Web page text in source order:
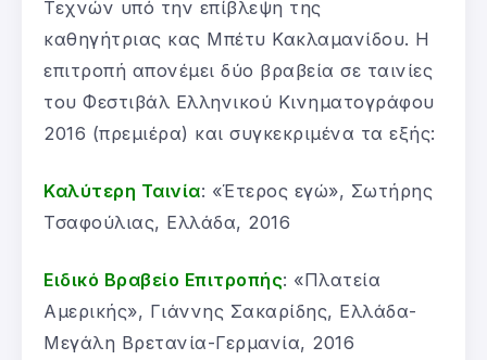
Τεχνών υπό την επίβλεψη της
καθηγήτριας κας Μπέτυ Κακλαμανίδου. Η
επιτροπή απονέμει δύο βραβεία σε ταινίες
του Φεστιβάλ Ελληνικού Κινηματογράφου
2016 (πρεμιέρα) και συγκεκριμένα τα εξής:
Καλύτερη Ταινία: «Έτερος εγώ», Σωτήρης
Τσαφούλιας, Ελλάδα, 2016
Ειδικό Βραβείο Επιτροπής: «Πλατεία
Αμερικής», Γιάννης Σακαρίδης, Ελλάδα-
Μεγάλη Βρετανία-Γερμανία, 2016